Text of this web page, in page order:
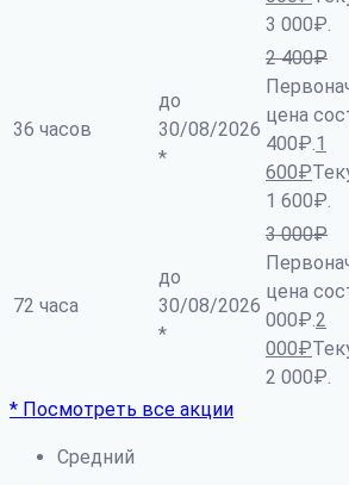
3 000₽.
36 часов
до
30/08/2026
*
2 400₽
цена
400₽.1
600₽
1 600₽.
72 часа
до
30/08/2026
*
3 000₽
цена
000₽.2
000₽
2 000₽.
* Посмотреть все акции
Средний